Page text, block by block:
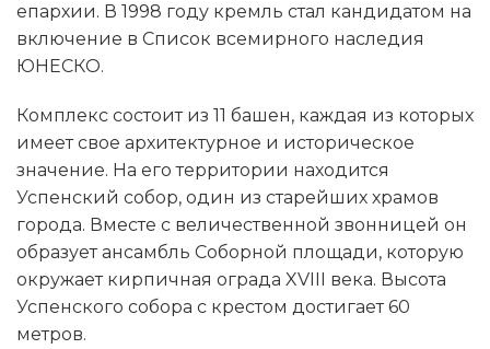
епархии. В 1998 году кремль стал кандидатом на
включение в Список всемирного наследия
ЮНЕСКО.
Комплекс состоит из 11 башен, каждая из которых
имеет свое архитектурное и историческое
значение. На его территории находится
Успенский собор, один из старейших храмов
города. Вместе с величественной звонницей он
образует ансамбль Соборной площади, которую
окружает кирпичная ограда XVIII века. Высота
Успенского собора с крестом достигает 60
метров.